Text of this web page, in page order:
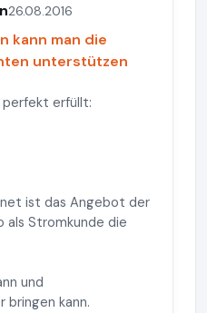
26.08.2016
kann man die
unterstützen
erfüllt:
ist das Angebot der
als Stromkunde die
und
bringen kann.